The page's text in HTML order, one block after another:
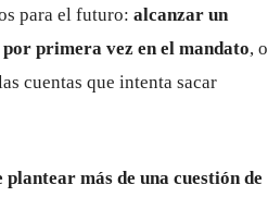
para el futuro: alcanzar un
primera vez en el mandato, o
cuentas que intenta sacar
plantear más de una cuestión de